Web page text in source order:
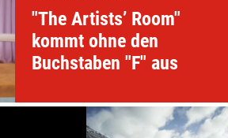
"The Artists’ Room"
kommt ohne den
Buchstaben "F" aus